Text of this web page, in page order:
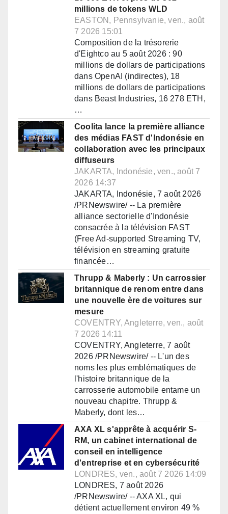
millions de tokens WLD
EASTON, Pennsylvanie, ven., août
7 2026 15:01
Composition de la trésorerie
d'Eightco au 5 août 2026 : 90
millions de dollars de participations
dans OpenAI (indirectes), 18
millions de dollars de participations
dans Beast Industries, 16 278 ETH,
…
Coolita lance la première alliance
des médias FAST d'Indonésie en
collaboration avec les principaux
diffuseurs
JAKARTA, Indonésie, ven., août 7
2026 14:37
JAKARTA, Indonésie, 7 août 2026
/PRNewswire/ -- La première
alliance sectorielle d'Indonésie
consacrée à la télévision FAST
(Free Ad-supported Streaming TV,
télévision en streaming gratuite
financée…
Thrupp & Maberly : Un carrossier
britannique de renom entre dans
une nouvelle ère de voitures sur
mesure
COVENTRY, Angleterre, ven., août
7 2026 14:11
COVENTRY, Angleterre, 7 août
2026 /PRNewswire/ -- L'un des
noms les plus emblématiques de
l'histoire britannique de la
carrosserie automobile entame un
nouveau chapitre. Thrupp &
Maberly, dont les…
AXA XL s'apprête à acquérir S-
RM, un cabinet international de
conseil en intelligence
d'entreprise et en cybersécurité
LONDRES, ven., août 7 2026 14:09
LONDRES, 7 août 2026
/PRNewswire/ -- AXA XL, qui
détient actuellement environ 49 %